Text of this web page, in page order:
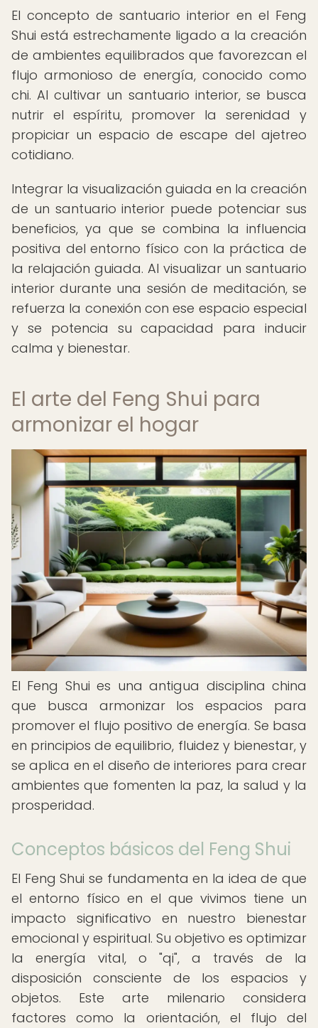
El concepto de santuario interior en el Feng
Shui está estrechamente ligado a la creación
de ambientes equilibrados que favorezcan el
flujo armonioso de energía, conocido como
chi. Al cultivar un santuario interior, se busca
nutrir el espíritu, promover la serenidad y
propiciar un espacio de escape del ajetreo
cotidiano.
Integrar la visualización guiada en la creación
de un santuario interior puede potenciar sus
beneficios, ya que se combina la influencia
positiva del entorno físico con la práctica de
la relajación guiada. Al visualizar un santuario
interior durante una sesión de meditación, se
refuerza la conexión con ese espacio especial
y se potencia su capacidad para inducir
calma y bienestar.
El arte del Feng Shui para
armonizar el hogar
El Feng Shui es una antigua disciplina china
que busca armonizar los espacios para
promover el flujo positivo de energía. Se basa
en principios de equilibrio, fluidez y bienestar, y
se aplica en el diseño de interiores para crear
ambientes que fomenten la paz, la salud y la
prosperidad.
Conceptos básicos del Feng Shui
El Feng Shui se fundamenta en la idea de que
el entorno físico en el que vivimos tiene un
impacto significativo en nuestro bienestar
emocional y espiritual. Su objetivo es optimizar
la energía vital, o "qi", a través de la
disposición consciente de los espacios y
objetos. Este arte milenario considera
factores como la orientación, el flujo del